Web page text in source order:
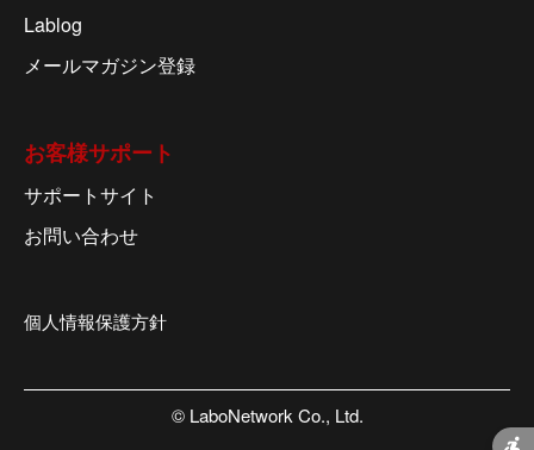
Lablog
メールマガジン登録
お客様サポート
サポートサイト
お問い合わせ
個人情報保護方針
© LaboNetwork Co., Ltd.